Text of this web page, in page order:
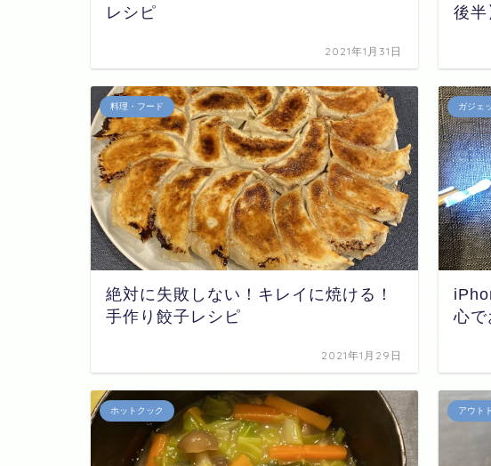
レシピ
2021年1月31日
後半
料理・フード
絶対に失敗しない！キレイに焼ける！
手作り餃子レシピ
2021年1月29日
ガジェ
心で
ホットクック アウト